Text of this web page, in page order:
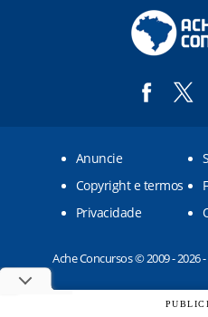
Anuncie
Copyright e termos
Privacidade
Ache Concursos © 2009 - 2026